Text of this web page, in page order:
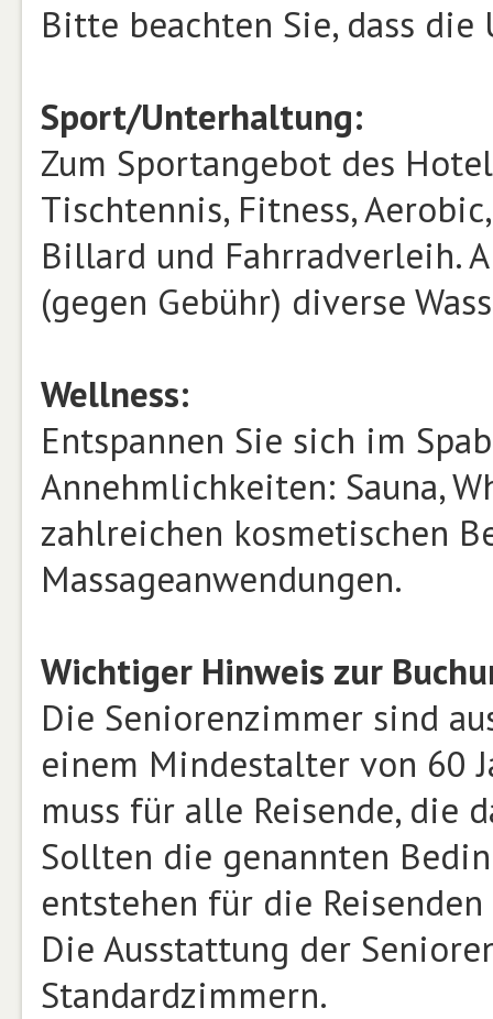
Bitte beachten Sie, dass
Sport/Unterhaltung:
Zum Sportangebot des
Tischtennis, Fitness,
Billard und Fahrradverleih.
(gegen Gebühr) diverse
Wellness:
Entspannen Sie sich im
Annehmlichkeiten: Sauna,
zahlreichen kosmetischen
Massageanwendungen.
Wichtiger Hinweis zur
Die Seniorenzimmer sind
einem Mindestalter von 60
muss für alle Reisende, die
Sollten die genannten
entstehen für die
Die Ausstattung der
Standardzimmern.